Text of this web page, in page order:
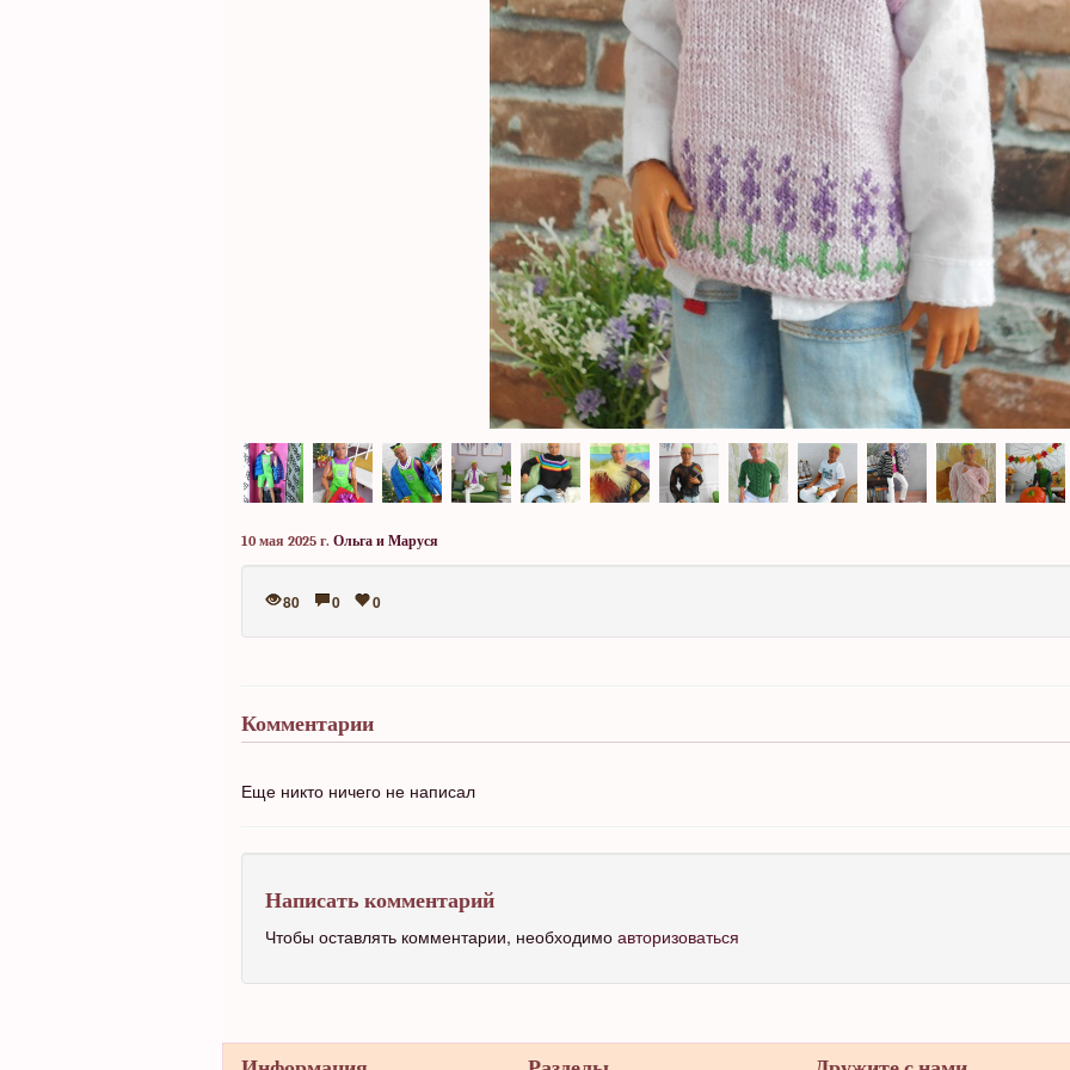
10 мая 2025 г. Ольга и Маруся
80 0 0
Комментарии
Еще никто ничего не написал
Написать комментарий
Чтобы оставлять комментарии, необходимо авторизоваться